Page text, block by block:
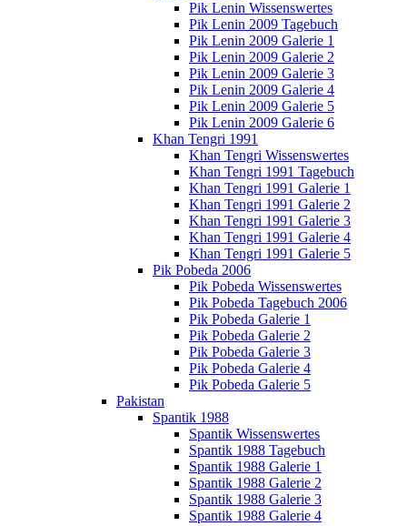
Pik Lenin Wissenswertes
Pik Lenin 2009 Tagebuch
Pik Lenin 2009 Galerie 1
Pik Lenin 2009 Galerie 2
Pik Lenin 2009 Galerie 3
Pik Lenin 2009 Galerie 4
Pik Lenin 2009 Galerie 5
Pik Lenin 2009 Galerie 6
Khan Tengri 1991
Khan Tengri Wissenswertes
Khan Tengri 1991 Tagebuch
Khan Tengri 1991 Galerie 1
Khan Tengri 1991 Galerie 2
Khan Tengri 1991 Galerie 3
Khan Tengri 1991 Galerie 4
Khan Tengri 1991 Galerie 5
Pik Pobeda 2006
Pik Pobeda Wissenswertes
Pik Pobeda Tagebuch 2006
Pik Pobeda Galerie 1
Pik Pobeda Galerie 2
Pik Pobeda Galerie 3
Pik Pobeda Galerie 4
Pik Pobeda Galerie 5
Pakistan
Spantik 1988
Spantik Wissenswertes
Spantik 1988 Tagebuch
Spantik 1988 Galerie 1
Spantik 1988 Galerie 2
Spantik 1988 Galerie 3
Spantik 1988 Galerie 4